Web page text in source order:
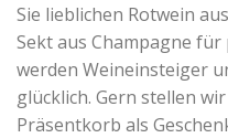
Sie lieblichen Rotwein
Sekt aus Champagne
werden Weineinsteiger
glücklich. Gern stellen
Präsentkorb als